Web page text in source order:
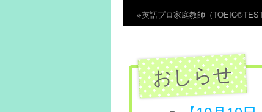
※英語プロ家庭教師（